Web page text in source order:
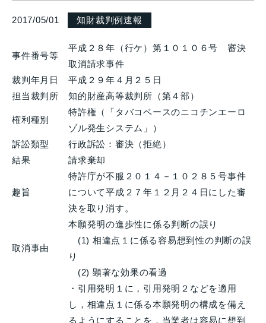
2017/05/01 知財裁判例速報
事件番号等
平成２８年（行ケ）第１０１０６号 審決
取消請求事件
裁判年月日
平成２９年４月２５日
担当裁判所
知的財産高等裁判所（第４部）
権利種別
特許権（「タバコベースのニコチンエーロ
ゾル発生システム」）
訴訟類型
行政訴訟：審決（拒絶）
結果
請求棄却
趣旨
特許庁が不服２０１４－１０２８５号事件
について平成２７年１２月２４日にした審
決を取り消す。
取消事由
本願発明の進歩性に係る判断の誤り
(1) 相違点１に係る容易想到性の判断の誤
り
(2) 顕著な効果の看過
・引用発明１に，引用発明２などを適用
し，相違点１に係る本願発明の構成を備え
るようにすることを，当業者は容易に想到